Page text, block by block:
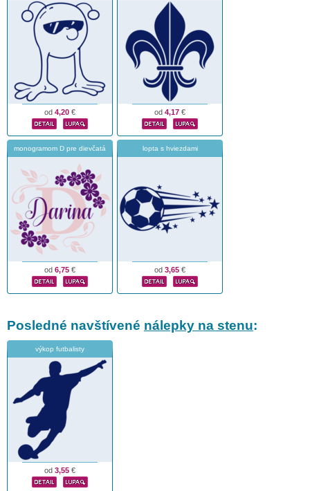
od 4,20 € od 4,17 €
monogramom D pre dievčatá
od 6,75 €
lopta s hviezdami
od 3,65 €
Posledné navštívené nálepky na stenu:
výkop futbalisty
od 3,55 €